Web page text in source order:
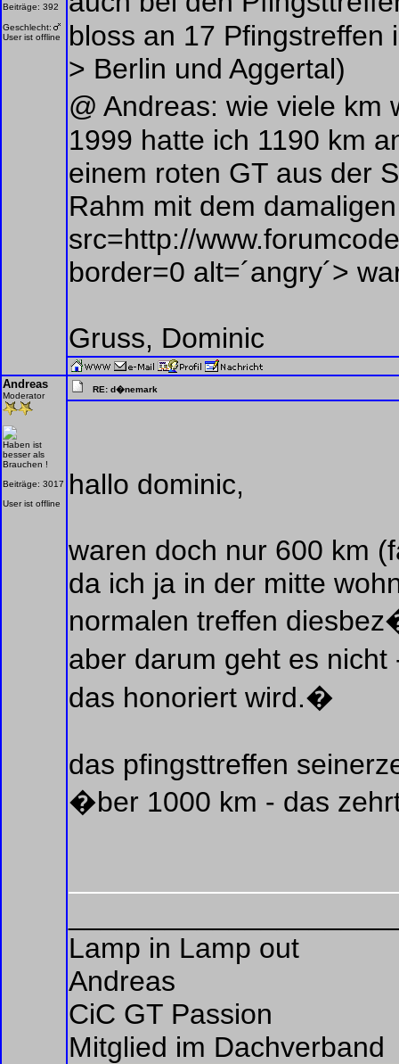
Beiträge: 392
Geschlecht:
User ist offline
bloss an 17
> Berlin und Aggertal)
@ Andreas: wie viele km
1999 hatte ich 1190 km
einem roten GT aus der
Rahm mit dem
src=http://
border=0 alt=´angry´>
Gruss, Dominic
Andreas
Moderator
Haben ist
besser als
Brauchen !
Beiträge: 3017
User ist offline
RE: d�nemark
hallo dominic,
waren doch nur 600 km
da ich ja in der mitte
normalen treffen
aber darum geht es
das honoriert wird.�
das pfingsttreffen
�ber 1000 km - das
Lamp in Lamp out
Andreas
CiC GT Passion
Mitglied im Dachverband